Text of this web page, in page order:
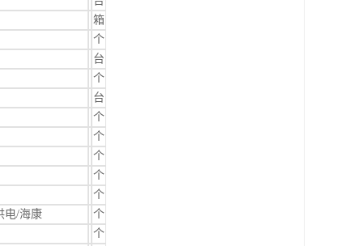
箱
个
台
个
台
个
个
个
个
个
电/海康
个
个